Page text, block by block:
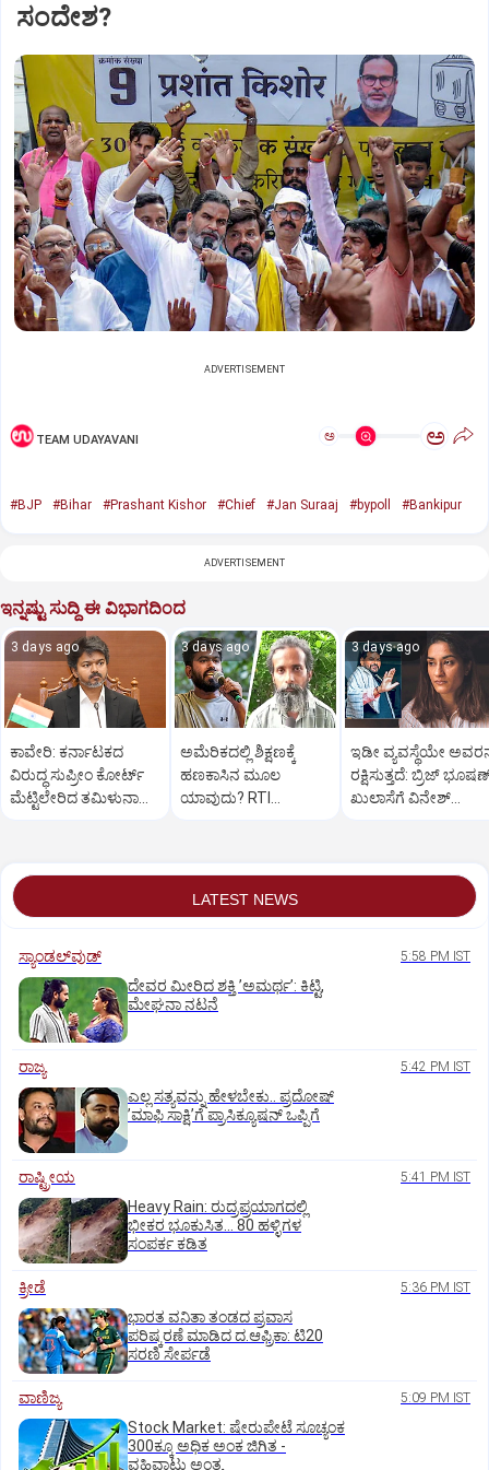
ಸಂದೇಶ?
ADVERTISEMENT
TEAM UDAYAVANI ಅ ಅ
#BJP #Bihar #Prashant Kishor #Chief #Jan Suraaj #bypoll #Bankipur
ADVERTISEMENT
ಇನ್ನಷ್ಟು ಸುದ್ದಿ ಈ ವಿಭಾಗದಿಂದ
3 days ago
ಕಾವೇರಿ: ಕರ್ನಾಟಕದ
ವಿರುದ್ಧ ಸುಪ್ರೀಂ ಕೋರ್ಟ್‌
ಮೆಟ್ಟಿಲೇರಿದ ತಮಿಳುನಾಡು
3 days ago
ಅಮೆರಿಕದಲ್ಲಿ ಶಿಕ್ಷಣಕ್ಕೆ
ಹಣಕಾಸಿನ ಮೂಲ
ಯಾವುದು? RTI
3 days ago
ಇಡೀ ವ್ಯವಸ್ಥೆಯೇ
ರಕ್ಷಿಸುತ್ತದೆ: ಬ್ರಿಜ್
ಖುಲಾಸೆಗೆ ವಿನೇಶ್
LATEST NEWS
ಸ್ಯಾಂಡಲ್‌ವುಡ್‌ 5:58 PM IST
ದೇವರ ಮೀರಿದ ಶಕ್ತಿ ʼಅಮರ್ಥʼ: ಕಿಟ್ಟಿ,
ಮೇಘನಾ ನಟನೆ
ರಾಜ್ಯ 5:42 PM IST
ಎಲ್ಲ ಸತ್ಯವನ್ನು ಹೇಳಬೇಕು.. ಪ್ರದೋಷ್‌
ʼಮಾಫಿ ಸಾಕ್ಷಿʼಗೆ ಪ್ರಾಸಿಕ್ಯೂಷನ್ ಒಪ್ಪಿಗೆ
ರಾಷ್ಟ್ರೀಯ 5:41 PM IST
Heavy Rain: ರುದ್ರಪ್ರಯಾಗದಲ್ಲಿ
ಭೀಕರ ಭೂಕುಸಿತ... 80 ಹಳ್ಳಿಗಳ
ಸಂಪರ್ಕ ಕಡಿತ
ಕ್ರೀಡೆ 5:36 PM IST
ಭಾರತ ವನಿತಾ ತಂಡದ ಪ್ರವಾಸ
ಪರಿಷ್ಕರಣೆ ಮಾಡಿದ ದ.ಆಫ್ರಿಕಾ: ಟಿ20
ಸರಣಿ ಸೇರ್ಪಡೆ
ವಾಣಿಜ್ಯ 5:09 PM IST
Stock Market: ಷೇರುಪೇಟೆ ಸೂಚ್ಯಂಕ
300ಕ್ಕೂ ಅಧಿಕ ಅಂಕ ಜಿಗಿತ -
ವಹಿವಾಟು ಅಂತ್ಯ